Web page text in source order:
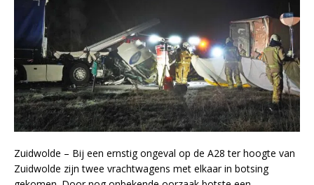
Zuidwolde – Bij een ernstig ongeval op de A28 ter hoogte van
Zuidwolde zijn twee vrachtwagens met elkaar in botsing